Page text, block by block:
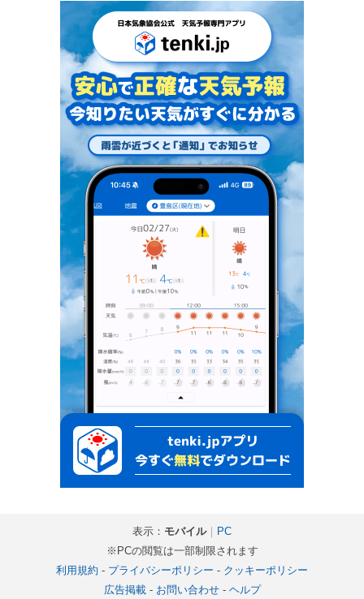
表示： モバイル｜ PC
※PCの閲覧は一部制限されます
利用規約 - プライバシーポリシー - クッキーポリシー
広告掲載- お問い合わせ- ヘルプ